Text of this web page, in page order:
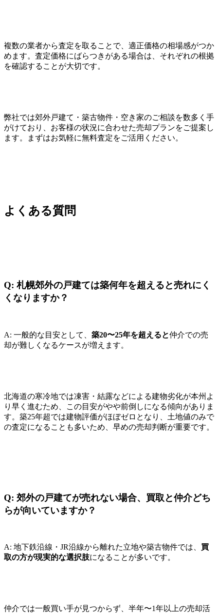
複数の業者から査定を取ることで、適正価格の相場感がつか
めます。査定価格にばらつきがある場合は、それぞれの根拠
を確認することが大切です。
弊社では郊外戸建て・築古物件・空き家のご相談を数多く手
がけており、お客様の状況に合わせた売却プランをご提案し
ます。まずはお気軽に無料査定をご活用ください。
よくある質問
Q: 札幌郊外の戸建ては築何年を超えると売れにく
くなりますか？
A: 一般的な目安として、 築20〜25年を超えると仲介での売
却が難しくなるケースが増えます。
北海道の寒冷地では凍害・結露などによる建物劣化が本州よ
り早く進むため、この目安がやや前倒しになる傾向がありま
す。築25年超では建物評価がほぼゼロとなり、土地値のみで
の査定になることも多いため、早めの売却判断が重要です。
Q: 郊外の戸建てが売れない場合、買取と仲介どち
らが向いていますか？
A: 地下鉄沿線・JR沿線から離れた立地や築古物件では、 買
取の方が現実的な選択肢になることが多いです。
仲介では一般買い手が見つからず、半年〜1年以上の売却活